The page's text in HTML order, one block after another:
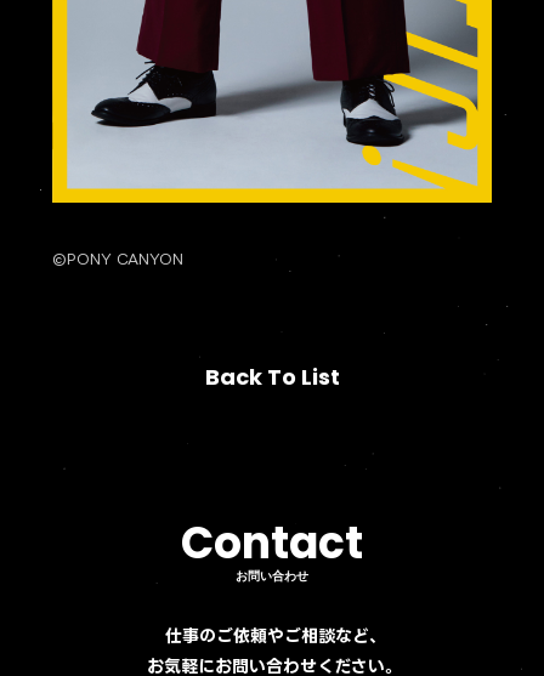
©PONY CANYON
Back To List
Contact
Contact
お問い合わせ
仕事のご依頼やご相談など、
お気軽にお問い合わせください。